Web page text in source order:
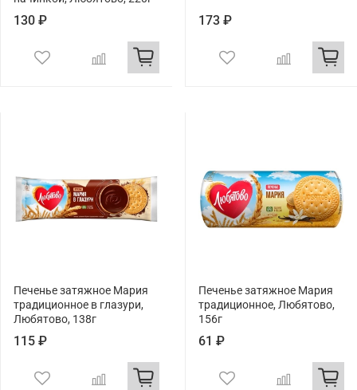
130 ₽ 173 ₽
Печенье затяжное Мария
традиционное в глазури,
Любятово, 138г
115 ₽
Печенье затяжное Мария
традиционное, Любятово,
156г
61 ₽